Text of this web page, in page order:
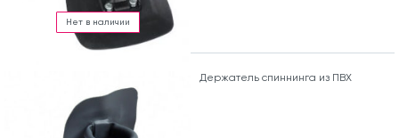
Нет в наличии
Держатель спиннинга из ПВХ